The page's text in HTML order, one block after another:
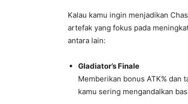
Kalau kamu ingin menjadikan
artefak yang fokus pada
antara lain:
Gladiator’s Finale
Memberikan bonus ATK% dan
kamu sering mengandalkan